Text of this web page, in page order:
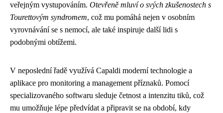
veřejným vystupováním. Otevřeně mluví o svých zkušenostech s
Tourettovým syndromem, což mu pomáhá nejen v osobním
vyrovnávání se s nemocí, ale také inspiruje další lidi s
podobnými obtížemi.
V neposlední řadě využívá Capaldi moderní technologie a
aplikace pro monitoring a management příznaků. Pomocí
specializovaného softwaru sleduje četnost a intenzitu tiků, což
mu umožňuje lépe předvídat a připravit se na období, kdy